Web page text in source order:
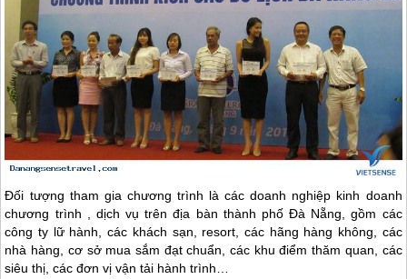
Đối tượng tham gia chương trình là các doanh nghiệp kinh doanh
chương trình , dịch vụ trên địa bàn thành phốĐà Nẵng, gồm các
công ty lữ hành, các khách sạn, resort, các hãng hàng không, các
nhà hàng, cơ sở mua sắm đạt chuẩn, các khu điểm thăm quan, các
siêu thị, các đơn vị vận tải hành trình…